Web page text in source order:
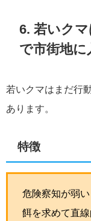
6. 若いク
で市街地に
若いクマはまだ行
あります。
特徴
危険察知が弱い
餌を求めて直